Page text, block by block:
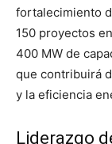
fortalecimiento
150 proyectos
400 MW de
que contribuirá
y la eficiencia
Liderazgo